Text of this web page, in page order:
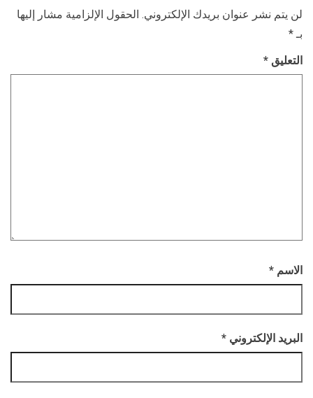
لن يتم نشر عنوان بريدك الإلكتروني. الحقول الإلزامية مشار إليها
بـ*
التعليق *
الاسم *
البريد الإلكتروني *